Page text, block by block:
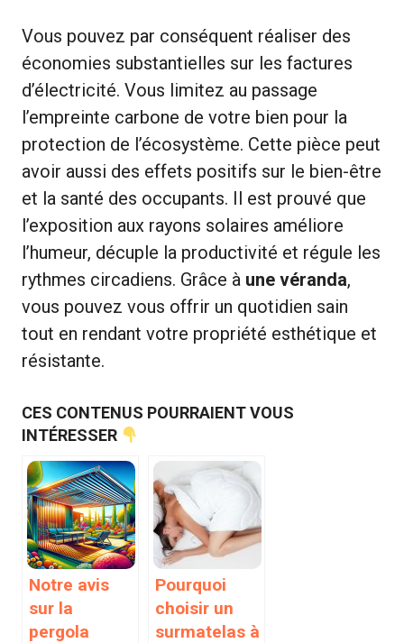
Vous pouvez par conséquent réaliser des
économies substantielles sur les factures
d’électricité. Vous limitez au passage
l’empreinte carbone de votre bien pour la
protection de l’écosystème. Cette pièce peut
avoir aussi des effets positifs sur le bien-être
et la santé des occupants. Il est prouvé que
l’exposition aux rayons solaires améliore
l’humeur, décuple la productivité et régule les
rythmes circadiens. Grâce à une véranda,
vous pouvez vous offrir un quotidien sain
tout en rendant votre propriété esthétique et
résistante.
CES CONTENUS POURRAIENT VOUS
INTÉRESSER
Notre avis
sur la
pergola
Pourquoi
choisir un
surmatelas à